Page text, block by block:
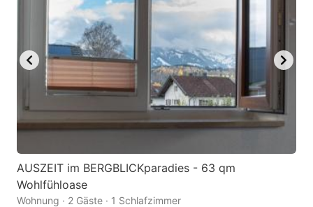
AUSZEIT im BERGBLICKparadies - 63 qm
Wohlfühloase
Wohnung · 2 Gäste · 1 Schlafzimmer